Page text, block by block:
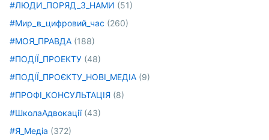
#ЛЮДИ_ПОРЯД_З_НАМИ (51)
#Мир_в_цифровий_час (260)
#МОЯ_ПРАВДА (188)
#ПОДІЇ_ПРОЕКТУ (48)
#ПОДІЇ_ПРОЄКТУ_НОВІ_МЕДІА (9)
#ПРОФІ_КОНСУЛЬТАЦІЯ (8)
#ШколаАдвокації(43)
#Я_Медіа (372)